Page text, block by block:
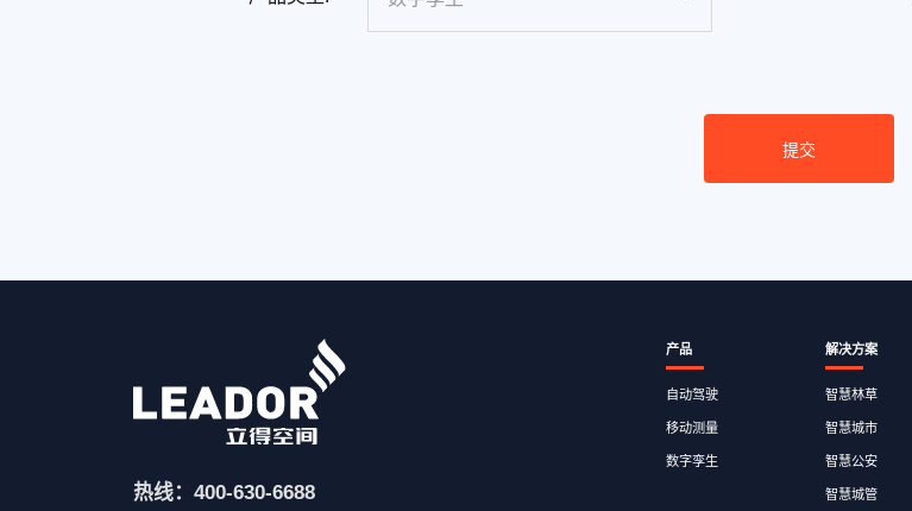
热线：400-630-6688
产品
自动驾驶
移动测量
数字孪生
解决方案
智慧林草
智慧城市
智慧公安
智慧城管